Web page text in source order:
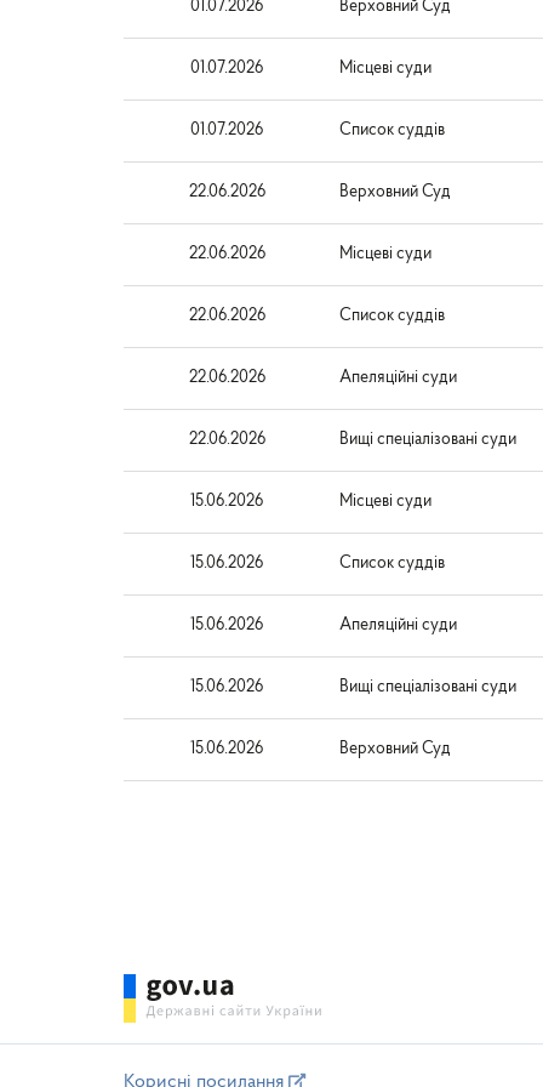
01.07.2026 Верховний Суд
01.07.2026 Місцеві суди
01.07.2026 Список суддів
22.06.2026 Верховний Суд
22.06.2026 Місцеві суди
22.06.2026 Список суддів
22.06.2026 Апеляційні суди
22.06.2026 Вищі спеціалізовані суди
15.06.2026 Місцеві суди
15.06.2026 Список суддів
15.06.2026 Апеляційні суди
15.06.2026 Вищі спеціалізовані суди
15.06.2026 Верховний Суд
Корисні посилання